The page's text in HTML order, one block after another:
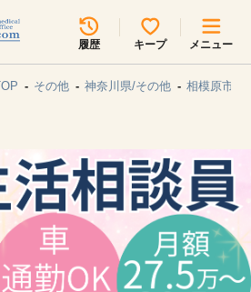
履歴 キープ メニュー
お問い合わせ
その他 神奈川県/その他 相模原市/
択してください
ていただきます。
関西
北海道・東北